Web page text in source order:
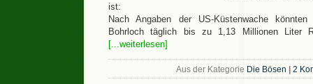
ist:
Nach Angaben der US-Küstenwache
Bohrloch täglich bis zu 1,13 Millionen Liter
[...weiterlesen]
Aus der Kategorie Die Bösen 2